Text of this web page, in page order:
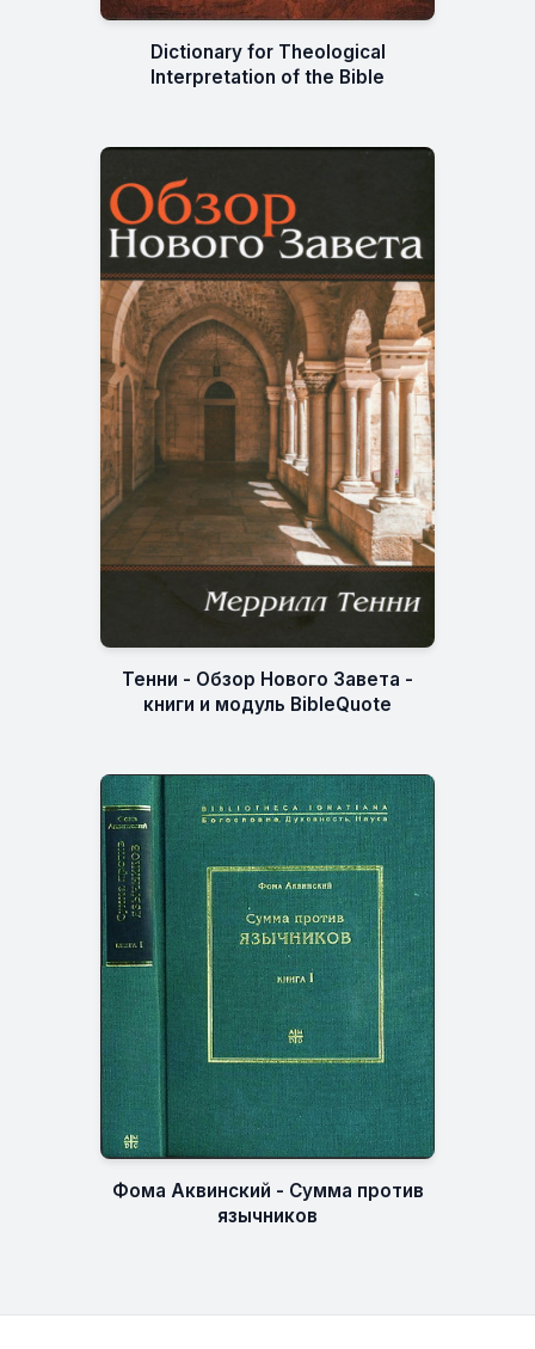
Dictionary for Theological
Interpretation of the Bible
Тенни - Обзор Нового Завета -
книги и модуль BibleQuote
Фома Аквинский - Сумма против
язычников